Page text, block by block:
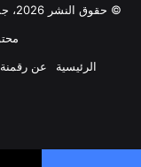
© حقوق النشر 2026، جميع الحقوق محفوظة
الرئيسية
عن رقمنة